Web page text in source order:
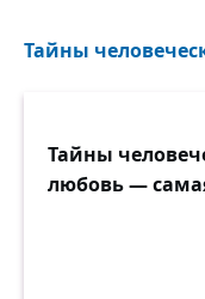
Тайны
Тайны
любовь —